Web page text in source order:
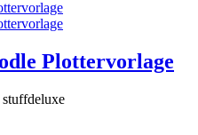
Plottervorlage